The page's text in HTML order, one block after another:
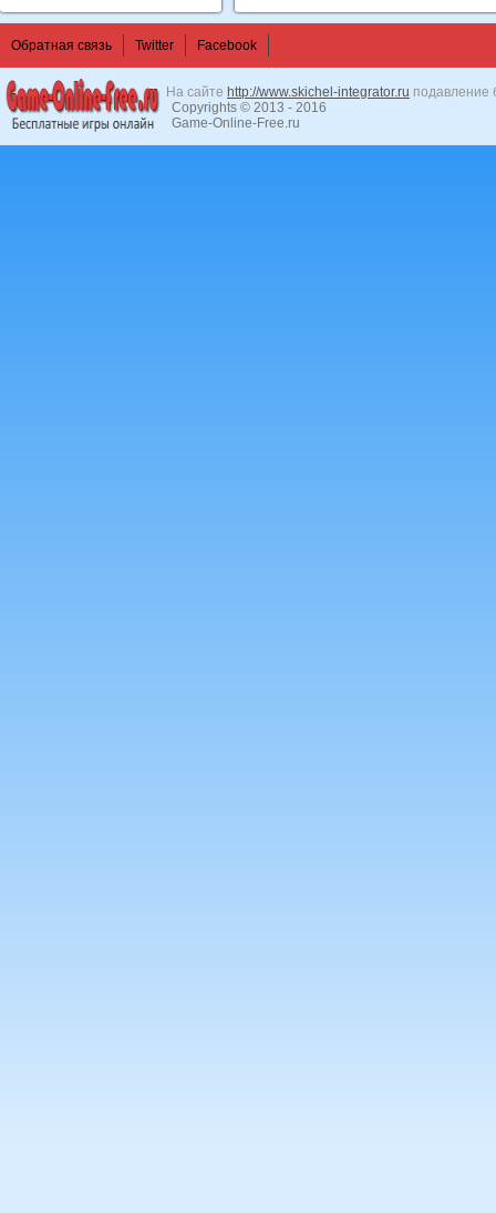
Обратная связь Twitter Facebook
На сайте http://www.skichel-integrator.ru подавление
Copyrights © 2013 - 2016
Game-Online-Free.ru